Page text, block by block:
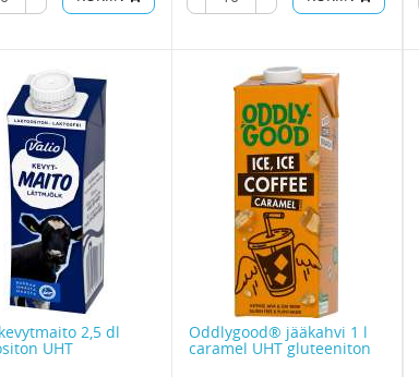
2,5 dl
UHT
Oddlygood® jääkahvi 1 l
caramel UHT gluteeniton